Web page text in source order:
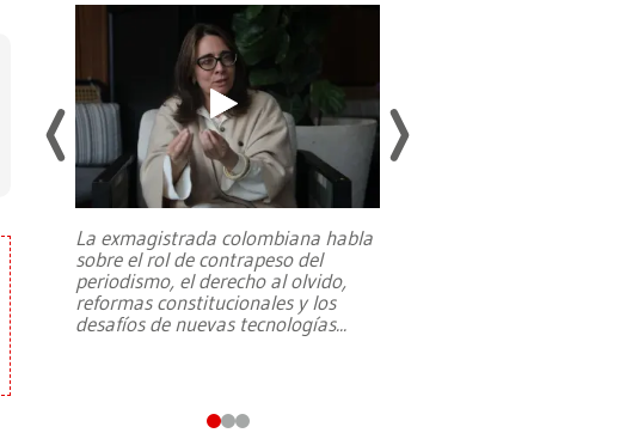
La exmagistrada colombiana habla
sobre el rol de contrapeso del
periodismo, el derecho al olvido,
reformas constitucionales y los
desafíos de nuevas tecnologías...